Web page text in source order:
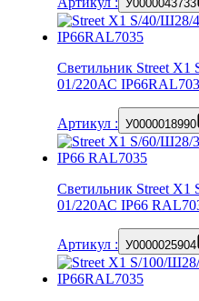
У0000043733
Светильник Street
01/220АС
Артикул : У0000018990
Светильник Street
01/220АС IP66
Артикул : У0000025904